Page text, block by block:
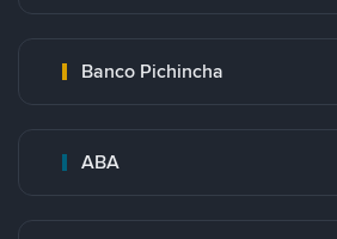
Banco Pichincha
ABA